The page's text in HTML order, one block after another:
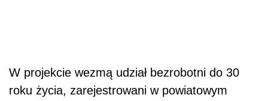
W projekcie wezmą udział bezrobotni do 30
roku życia, zarejestrowani w powiatowym